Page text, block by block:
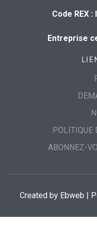
Code REX :
Entreprise
POLITIQUE
ABONNEZ-
Created by Ebweb |